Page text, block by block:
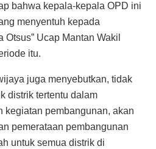
bahwa kepala-kepala OPD ini
menyentuh kepada
Ucap Mantan Wakil
itu.
juga menyebutkan, tidak
distrik tertentu dalam
kegiatan pembangunan, akan
pemerataan pembangunan
untuk semua distrik di